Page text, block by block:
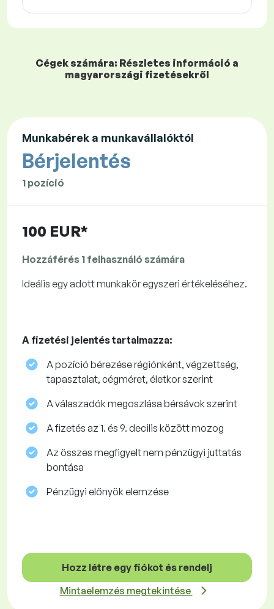
Cégek számára: Részletes információ a
magyarországi fizetésekről
Munkabérek a munkavállalóktól
Bérjelentés
1 pozíció
100 EUR*
Hozzáférés 1 felhasználó számára
Ideális egy adott munkakör egyszeri értékeléséhez.
A fizetési jelentés tartalmazza:
A pozíció bérezése régiónként, végzettség,
tapasztalat, cégméret, életkor szerint
A válaszadók megoszlása ​​bérsávok szerint
A fizetés az 1. és 9. decilis között mozog
Az összes megfigyelt nem pénzügyi juttatás
bontása
Pénzügyi előnyök elemzése
Hozz létre egy fiókot és rendelj
Mintaelemzés megtekintése